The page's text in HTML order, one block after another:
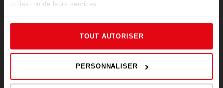
utilisation de leurs services.
TOUT AUTORISER
PERSONNALISER
POLITIQUE DE CONFIDENTIALITÉ DES
RÈGLEMENTS DE JEUX CONCOURS